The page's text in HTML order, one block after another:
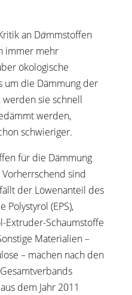
an Dämmstoffen
immer mehr
ökologische
um die Dämmung der
sie schnell
werden,
schwieriger.
für die Dämmung
sind
der Löwenanteil des
Polystyrol (EPS),
Extruder-Schaumstoffe
Materialien –
– machen nach den
dem Jahr 2011